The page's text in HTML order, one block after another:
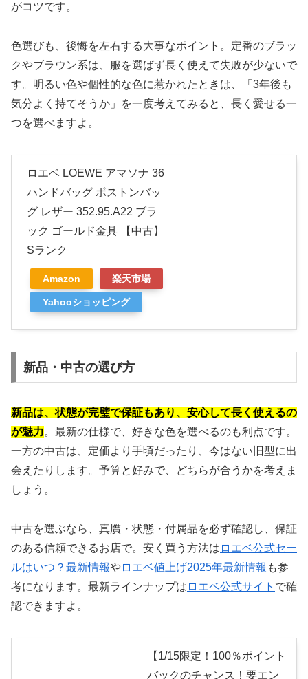
がコツです。
色選びも、後悔を左右する大事なポイント。定番のブラッ
クやブラウン系は、服を選ばず長く使えて失敗が少ないで
す。明るい色や個性的な色に惹かれたときは、「3年後も
気分よく持てそうか」を一度考えてみると、長く愛せる一
つを選べますよ。
ロエベ LOEWE アマソナ 36
ハンドバッグ ボストンバッ
グ レザー 352.95.A22 ブラ
ック ゴールド金具 【中古】
Sランク
Amazon 楽天市場
Yahooショッピング
新品・中古の選び方
新品は、状態が完璧で保証もあり、安心して長く使えるの
が魅力。最新の仕様で、好きな色を選べるのも利点です。
一方の中古は、定価より手頃だったり、今はない旧型に出
会えたりします。予算と好みで、どちらが合うかを考えま
しょう。
中古を選ぶなら、真贋・状態・付属品を必ず確認し、保証
のある信頼できるお店で。安く買う方法は ロエベ公式セー
ルはいつ？最新情報やロエベ値上げ2025年最新情報 も参
考になります。最新ラインナップは ロエベ公式サイト で確
認できますよ。
【1/15限定！100％ポイント
バックのチャンス！要エン